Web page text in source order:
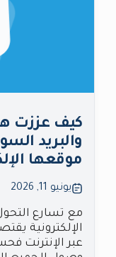
كيف عززت
والبريد
موقعها
يونيو 11, 2026
مع تسارع
الإلكترونية
عبر الإنترنت